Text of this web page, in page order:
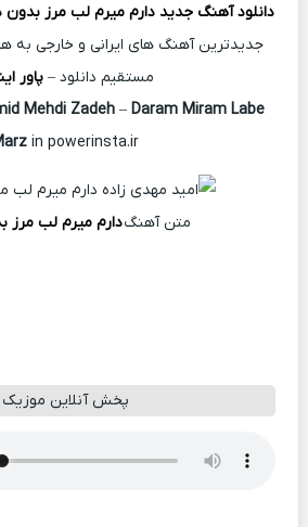
دانلود آهنگ جدید دارم میرم لب مرز بدون
جدیدترین آهنگ های ایرانی و خارجی به
مستقیم دانلود – پاور
Mehdi Zadeh – Daram Miram Labe
in powerinsta.ir
متن آهنگدارم میرم لب مرز
پخش آنلاین موزیک